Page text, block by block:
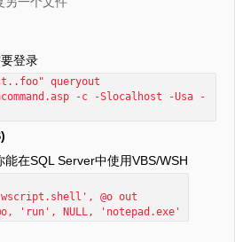
登录
queryout
-c -Slocalhost -Usa -
在SQL Server中使用VBS/WSH
@o out
'run', NULL, 'notepad.exe'